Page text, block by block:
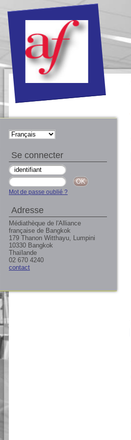
Se connecter
Mot de passe oublié ?
Adresse
Médiathèque de l'Alliance
française de Bangkok
179 Thanon Witthayu, Lumpini
10330 Bangkok
Thaïlande
02 670 4240
contact